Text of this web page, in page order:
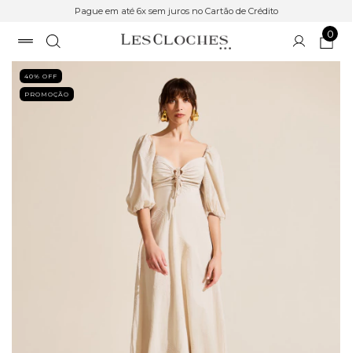
Pague em até 6x sem juros no Cartão de Crédito
0
40% OFF
PROMOÇÃO